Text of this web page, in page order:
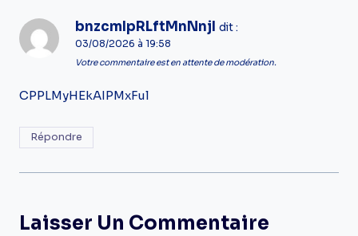
bnzcmIpRLftMnNnjI dit :
03/08/2026 à 19:58
Votre commentaire est en attente de modération.
CPPLMyHEkAIPMxFul
Répondre
Laisser Un Commentaire